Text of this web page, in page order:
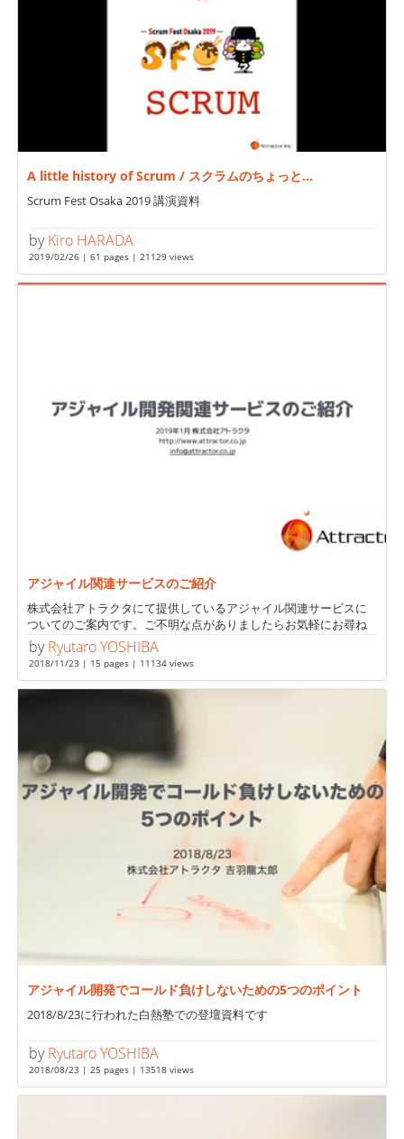
A little history of Scrum / スクラムのちょっと...
Scrum Fest Osaka 2019 講演資料
byKiro HARADA
2019/02/26 | 61 pages | 21129 views
アジャイル関連サービスのご紹介
株式会社アトラクタにて提供しているアジャイル関連サービスに
ついてのご案内です。ご不明な点がありましたらお気軽にお尋ね
ください。
byRyutaro YOSHIBA
2018/11/23 | 15 pages | 11134 views
アジャイル開発でコールド負けしないための5つのポイント
2018/8/23に行われた白熱塾での登壇資料です
byRyutaro YOSHIBA
2018/08/23 | 25 pages | 13518 views